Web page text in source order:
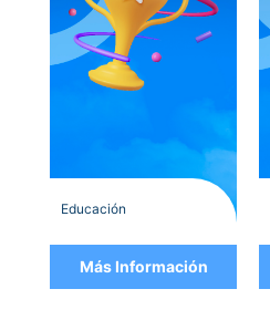
Educación
Más Información